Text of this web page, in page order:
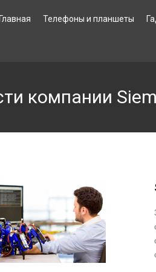
Главная Телефоны и планшеты
компании